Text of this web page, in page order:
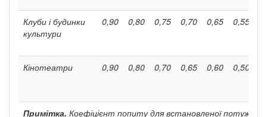
Клуби і будинки
культури
0,90 0,80 0,75 0,70 0,65 0,55
Кінотеатри 0,90 0,80 0,70 0,65 0,60 0,50
Примітка. Коефіцієнт попиту для встановленої